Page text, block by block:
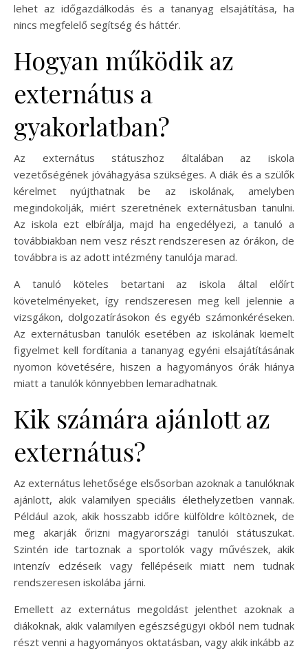
lehet az időgazdálkodás és a tananyag elsajátítása, ha
nincs megfelelő segítség és háttér.
Hogyan működik az
externátus a
gyakorlatban?
Az externátus státuszhoz általában az iskola
vezetőségének jóváhagyása szükséges. A diák és a szülők
kérelmet nyújthatnak be az iskolának, amelyben
megindokolják, miért szeretnének externátusban tanulni.
Az iskola ezt elbírálja, majd ha engedélyezi, a tanuló a
továbbiakban nem vesz részt rendszeresen az órákon, de
továbbra is az adott intézmény tanulója marad.
A tanuló köteles betartani az iskola által előírt
követelményeket, így rendszeresen meg kell jelennie a
vizsgákon, dolgozatírásokon és egyéb számonkéréseken.
Az externátusban tanulók esetében az iskolának kiemelt
figyelmet kell fordítania a tananyag egyéni elsajátításának
nyomon követésére, hiszen a hagyományos órák hiánya
miatt a tanulók könnyebben lemaradhatnak.
Kik számára ajánlott az
externátus?
Az externátus lehetősége elsősorban azoknak a tanulóknak
ajánlott, akik valamilyen speciális élethelyzetben vannak.
Például azok, akik hosszabb időre külföldre költöznek, de
meg akarják őrizni magyarországi tanulói státuszukat.
Szintén ide tartoznak a sportolók vagy művészek, akik
intenzív edzéseik vagy fellépéseik miatt nem tudnak
rendszeresen iskolába járni.
Emellett az externátus megoldást jelenthet azoknak a
diákoknak, akik valamilyen egészségügyi okból nem tudnak
részt venni a hagyományos oktatásban, vagy akik inkább az